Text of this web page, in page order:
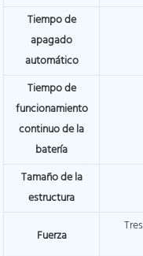
Tiempo de
apagado
automático
Tiempo de
funcionamiento
continuo de la
batería
Tamaño de la
estructura
Fuerza